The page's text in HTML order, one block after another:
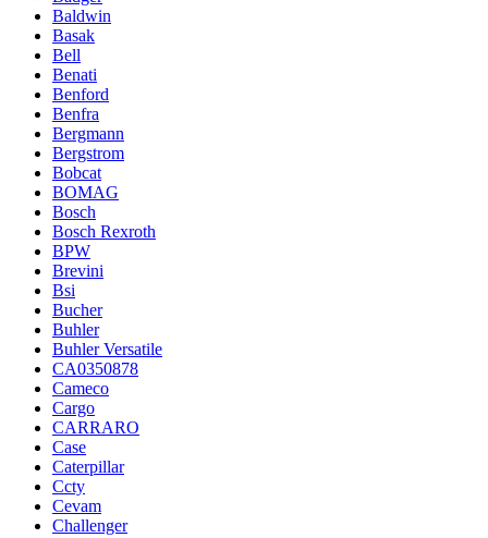
Baldwin
Basak
Bell
Benati
Benford
Benfra
Bergmann
Bergstrom
Bobcat
BOMAG
Bosch
Bosch Rexroth
BPW
Brevini
Bsi
Bucher
Buhler
Buhler Versatile
CA0350878
Cameco
Cargo
CARRARO
Case
Caterpillar
Ccty
Cevam
Challenger